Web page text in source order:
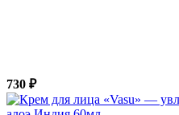
730 ₽